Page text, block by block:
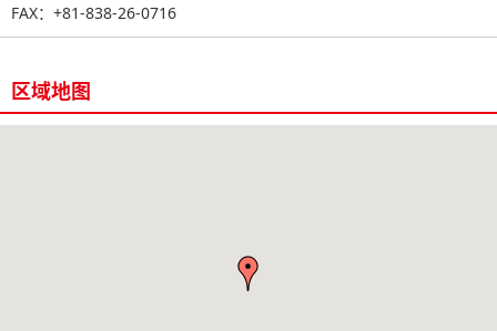
FAX：+81-838-26-0716
区域地图